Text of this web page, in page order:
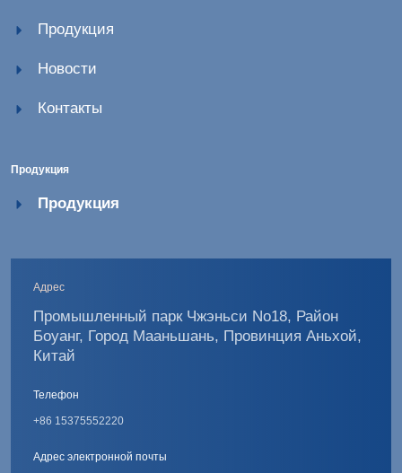
Продукция
Новости
Контакты
Продукция
Продукция
Адрес
Промышленный парк Чжэньси No18, Район
Боуанг, Город Мааньшань, Провинция Аньхой,
Китай
Телефон
+86 15375552220
Адрес электронной почты